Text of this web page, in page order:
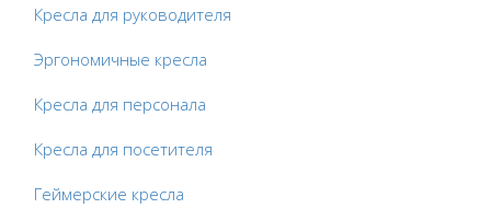
Кресла для руководителя
Эргономичные кресла
Кресла для персонала
Кресла для посетителя
Геймерские кресла